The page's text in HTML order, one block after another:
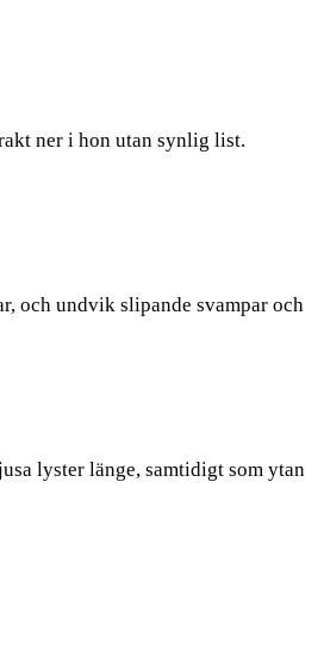
ner i hon utan synlig list.
och undvik slipande svampar och
lyster länge, samtidigt som ytan